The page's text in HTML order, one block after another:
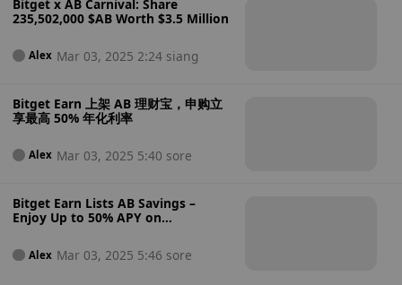
Bitget x AB Carnival: Share
235,502,000 $AB Worth $3.5 Million
Alex Mar 03, 2025 2:24 siang
Bitget Earn 上架 AB 理财宝，申购立
享最高 50% 年化利率
Alex Mar 03, 2025 5:40 sore
Bitget Earn Lists AB Savings –
Enjoy Up to 50% APY on
Alex Mar 03, 2025 5:46 sore